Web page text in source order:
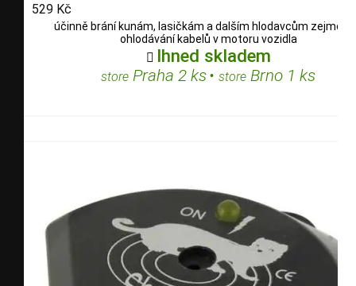
529 Kč
účinně brání kunám, lasičkám a dalším hlodavcům zejména
ohlodávání kabelů v motoru vozidla
 Ihned skladem
store Praha 2 ks• store Brno 1 ks